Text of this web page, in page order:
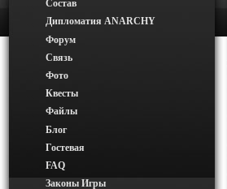
Состав
Дипломатия ANARCHY
Форум
Связь
Фото
Квесты
Файлы
Блог
Гостевая
FAQ
Законы Игры